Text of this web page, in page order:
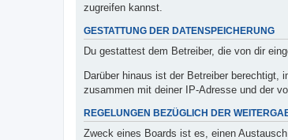
zugreifen kannst.
GESTATTUNG DER DATENSPEICHERUNG
Du gestattest dem Betreiber, die von dir
Darüber hinaus ist der Betreiber berechtigt,
zusammen mit deiner IP-Adresse und der
REGELUNGEN BEZÜGLICH DER
Zweck eines Boards ist es, einen